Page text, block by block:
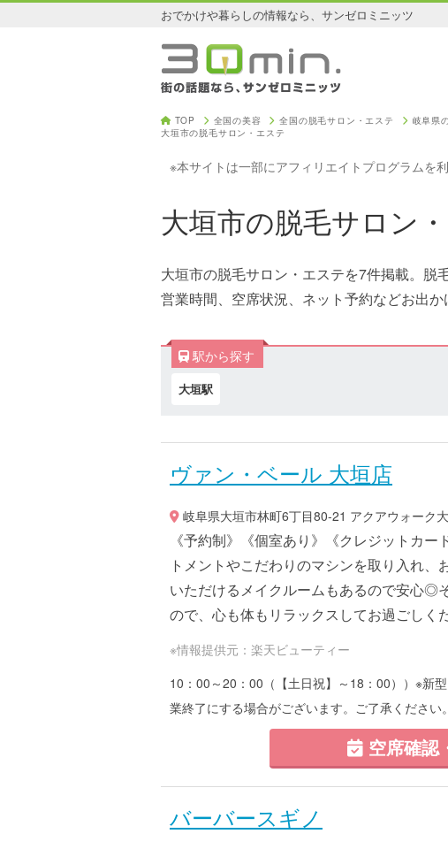
おでかけや暮らしの情報なら、サンゼロミニッツ
TOP 全国の美容 全国の脱毛サロン・エステ 岐阜県
大垣市の脱毛サロン・エステ
※本サイトは一部にアフィリエイトプログラムを利
大垣市の脱毛サロン
大垣市の脱毛サロン・エステを7件掲載。脱
営業時間、空席状況、ネット予約などお出か
駅から探す
大垣駅
ヴァン・ベール 大垣店
岐阜県大垣市林町6丁目80-21 アクアウォーク
《予約制》《個室あり》《クレジットカ
トメントやこだわりのマシンを取り入れ
いただけるメイクルームもあるので安心◎
ので、心も体もリラックスしてお過ごしく
※情報提供元：楽天ビューティー
10：00～20：00（【土日祝】～18：00））※新
業終了にする場合がございます。ご了承ください。
空席確認
バーバースギノ